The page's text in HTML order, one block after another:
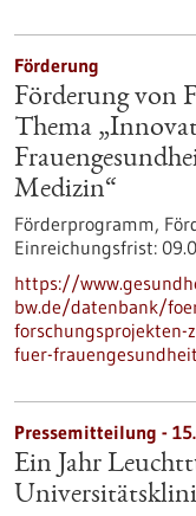
Förderung
Förderung von
Thema
Medizin“
Förderprogramm,
Einreichungsfrist:
https://
bw.de/datenbank/
forschungsprojekten-
fuer-
Pressemitteilung -
Ein Jahr